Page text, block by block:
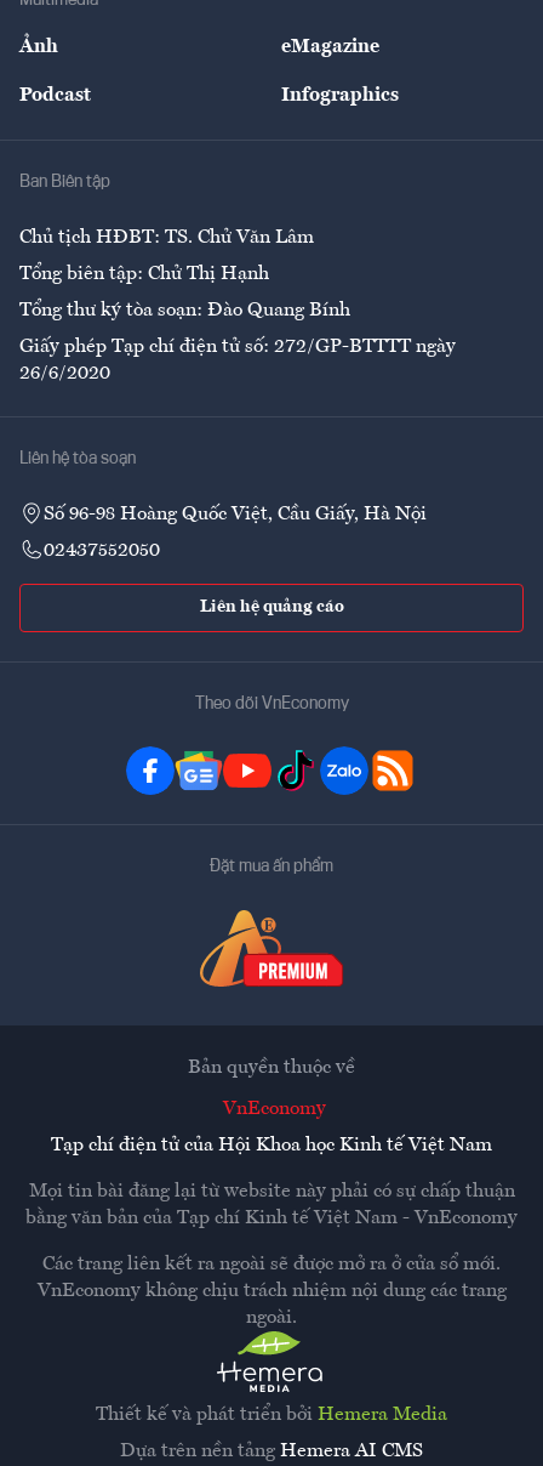
Giải trí
Ảnh eMagazine
Podcast Infographics
Ban Biên tập
Chủ tịch HĐBT: TS. Chử Văn Lâm
Tổng biên tập: Chử Thị Hạnh
Tổng thư ký tòa soạn: Đào Quang Bính
Giấy phép Tạp chí điện tử số: 272/GP-BTTTT ngày
26/6/2020
Liên hệ tòa soạn
Số 96-98 Hoàng Quốc Việt, Cầu Giấy, Hà Nội
02437552050
Liên hệ quảng cáo
Theo dõi VnEconomy
Đặt mua ấn phẩm
Thiết kế và phát triển bởi Hemera Media
Dựa trên nền tảng Hemera AI CMS
Bản quyền thuộc về
VnEconomy
Tạp chí điện tử của Hội Khoa học Kinh tế Việt Nam
Mọi tin bài đăng lại từ website này phải có sự chấp thuận
bằng văn bản của Tạp chí Kinh tế Việt Nam - VnEconomy
Các trang liên kết ra ngoài sẽ được mở ra ở cửa sổ mới.
VnEconomy không chịu trách nhiệm nội dung các trang
ngoài.